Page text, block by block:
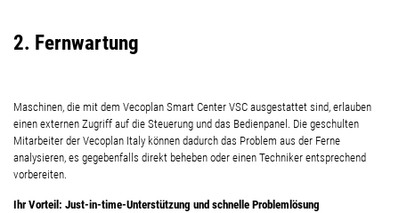
2. Fernwartung
Maschinen, die mit dem Vecoplan Smart Center VSC ausgestattet sind, erlauben
einen externen Zugriff auf die Steuerung und das Bedienpanel. Die geschulten
Mitarbeiter der Vecoplan Italy können dadurch das Problem aus der Ferne
analysieren, es gegebenfalls direkt beheben oder einen Techniker entsprechend
vorbereiten.
Ihr Vorteil: Just-in-time-Unterstützung und schnelle Problemlösung